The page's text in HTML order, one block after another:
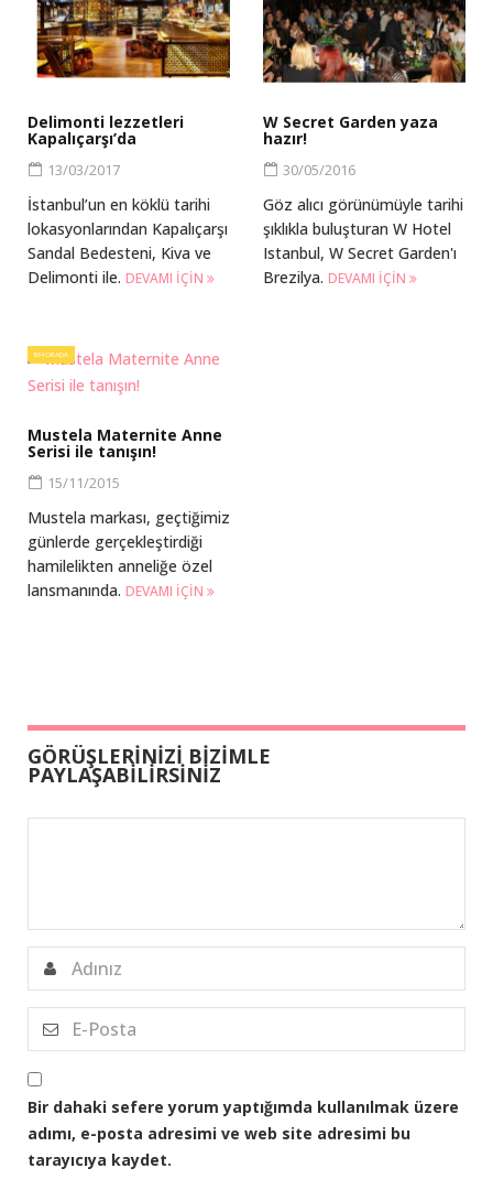
Delimonti lezzetleri
Kapalıçarşı’da
13/03/2017
İstanbul’un en köklü tarihi
lokasyonlarından Kapalıçarşı
Sandal Bedesteni, Kiva ve
Delimonti ile. DEVAMI IÇIN
W Secret Garden yaza
hazır!
30/05/2016
Göz alıcı görünümüyle tarihi
şıklıkla buluşturan W Hotel
Istanbul, W Secret Garden'ı
Brezilya. DEVAMI IÇIN
BM ORADA
Mustela Maternite Anne
Serisi ile tanışın!
15/11/2015
Mustela markası, geçtiğimiz
günlerde gerçekleştirdiği
hamilelikten anneliğe özel
lansmanında. DEVAMI IÇIN
GÖRÜŞLERİNİZİ BİZİMLE
PAYLAŞABİLİRSİNİZ
Bir dahaki sefere yorum yaptığımda kullanılmak üzere
adımı, e-posta adresimi ve web site adresimi bu
tarayıcıya kaydet.